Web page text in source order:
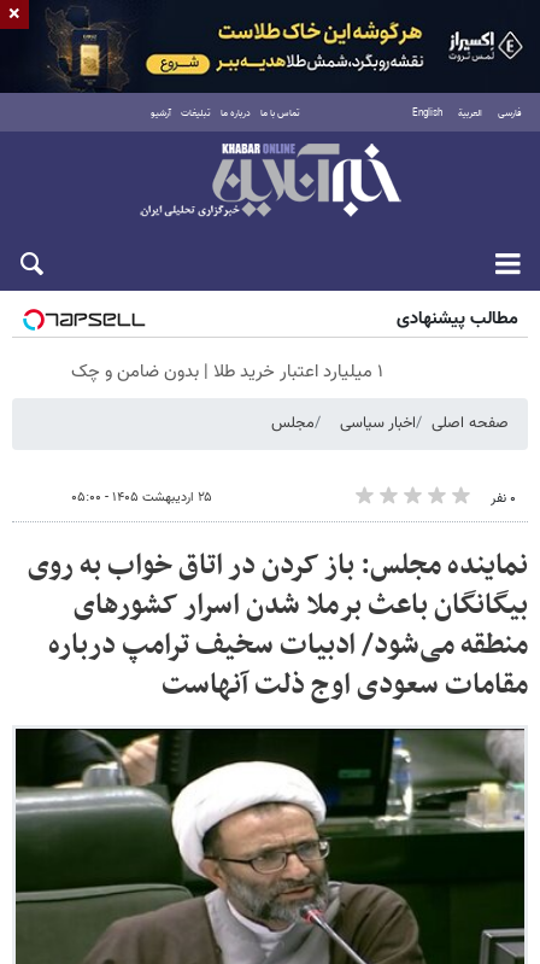
فارسی العربية English تماس با ما درباره ما تبلیغات آرشیو
جمعه ۱۶ مرداد ۱۴۰۵
مطالب پیشنهادی
۱ میلیارد اعتبار خرید طلا | بدون ضامن و چک
صفحه اصلی اخبار سیاسی مجلس
۰ نفر ۲۵ اردیبهشت ۱۴۰۵ - ۰۵:۰۰
نماینده مجلس: باز کردن در اتاق خواب به روی
بیگانگان باعث برملا شدن اسرار کشورهای
منطقه می‌شود/ ادبیات سخیف ترامپ درباره
مقامات سعودی اوج ذلت آنهاست
×